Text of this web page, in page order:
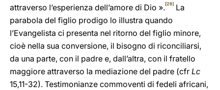
attraverso l’esperienza dell’amore di Dio ».[28] La
parabola del figlio prodigo lo illustra quando
l’Evangelista ci presenta nel ritorno del figlio minore,
cioè nella sua conversione, il bisogno di riconciliarsi,
da una parte, con il padre e, dall’altra, con il fratello
maggiore attraverso la mediazione del padre (cfr Lc
15,11-32). Testimonianze commoventi di fedeli africani,